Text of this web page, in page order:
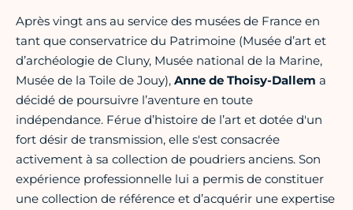
Après vingt ans au service des musées de France en
tant que conservatrice du Patrimoine (Musée d’art et
d’archéologie de Cluny, Musée national de la Marine,
Musée de la Toile de Jouy), Anne de Thoisy-Dallem a
décidé de poursuivre l’aventure en toute
indépendance. Férue d’histoire de l’art et dotée d'un
fort désir de transmission, elle s'est consacrée
activement à sa collection de poudriers anciens. Son
expérience professionnelle lui a permis de constituer
une collection de référence et d’acquérir une expertise